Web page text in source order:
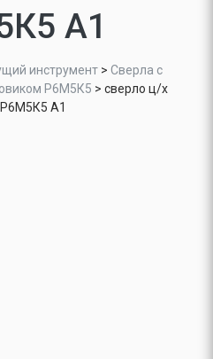
А1
инструмент > Сверла с
Р6М5К5 > сверло ц/х
А1